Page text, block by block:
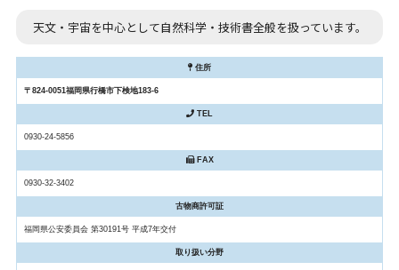
天文・宇宙を中心として自然科学・技術書全般を扱っています。
住所
〒824-0051福岡県行橋市下検地183-6
TEL
0930-24-5856
FAX
0930-32-3402
古物商許可証
福岡県公安委員会 第30191号 平成7年交付
取り扱い分野